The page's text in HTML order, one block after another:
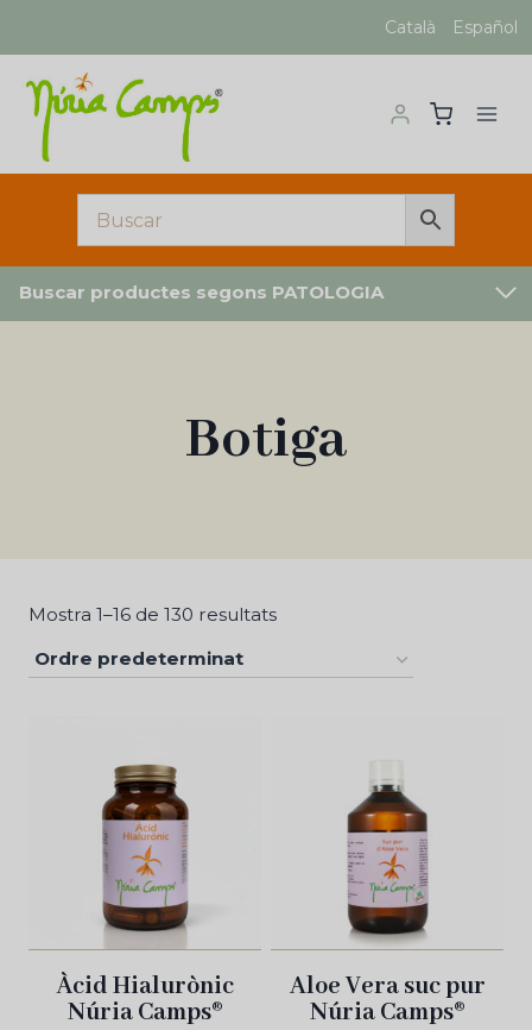
contingut
Català Español
Buscar productes segons PATOLOGIA
Botiga
Mostra 1–16 de 130 resultats
Àcid Hialurònic
Núria Camps®
Aloe Vera suc pur
Núria Camps®